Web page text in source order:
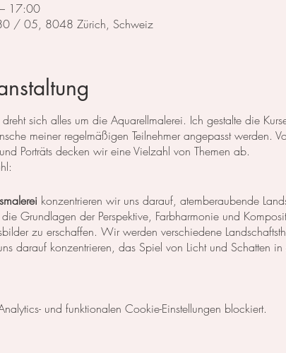
17:00
/ 05, 8048 Zürich, Schweiz
sich alles um die Aquarellmalerei. Ich gestalte die
meiner regelmäßigen Teilnehmer angepasst werden.
Porträts decken wir eine Vielzahl von Themen ab.
konzentrieren wir uns darauf, atemberaubende
Grundlagen der Perspektive, Farbharmonie und
zu erschaffen. Wir werden verschiedene
darauf konzentrieren, das Spiel von Licht und Schatten
um die Details der Blüten und Blätter so
und funktionalen Cookie-Einstellungen blockiert.